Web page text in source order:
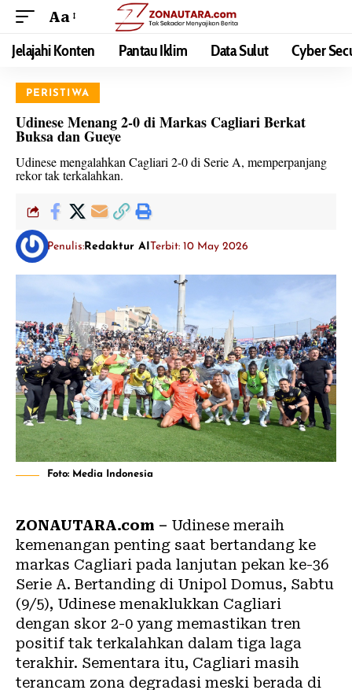
Aa
Jelajahi Konten Pantau Iklim Data Sulut Cyber
PERISTIWA
Udinese Menang 2-0 di Markas Cagliari Berkat
Buksa dan Gueye
Udinese mengalahkan Cagliari 2-0 di Serie A, memperpanjang
rekor tak terkalahkan.
Penulis: Redaktur AITerbit: 10 May 2026
Foto: Media Indonesia
ZONAUTARA.com – Udinese meraih
kemenangan penting saat bertandang ke
markas Cagliari pada lanjutan pekan ke-36
Serie A. Bertanding di Unipol Domus, Sabtu
(9/5), Udinese menaklukkan Cagliari
dengan skor 2-0 yang memastikan tren
positif tak terkalahkan dalam tiga laga
terakhir. Sementara itu, Cagliari masih
terancam zona degradasi meski berada di